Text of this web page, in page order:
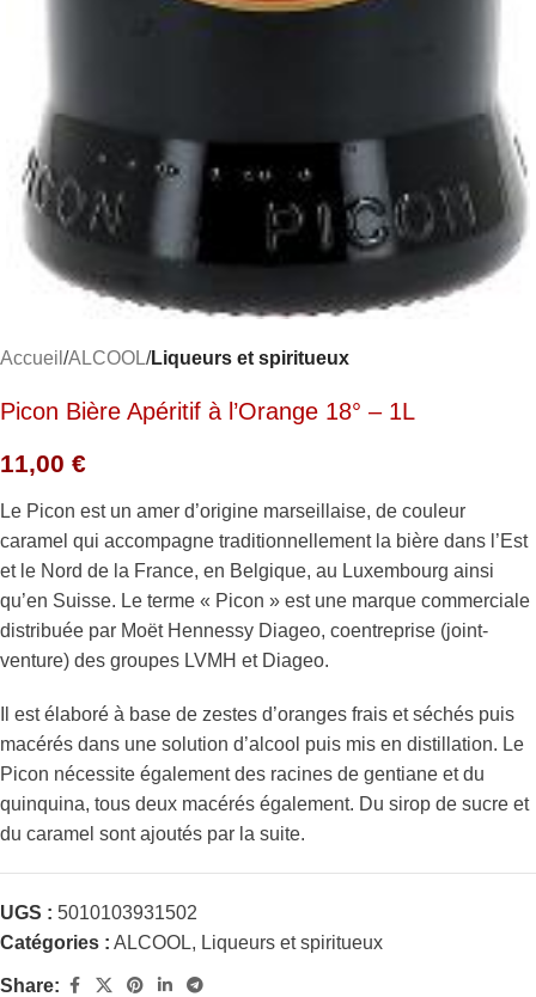
Accueil ALCOOL Liqueurs et spiritueux
Picon Bière Apéritif à l’Orange 18° – 1L
11,00 €
Le Picon est un amer d’origine marseillaise, de couleur
caramel qui accompagne traditionnellement la bière dans l’Est
et le Nord de la France, en Belgique, au Luxembourg ainsi
qu’en Suisse. Le terme « Picon » est une marque commerciale
distribuée par Moët Hennessy Diageo, coentreprise (joint-
venture) des groupes LVMH et Diageo.
Il est élaboré à base de zestes d’oranges frais et séchés puis
macérés dans une solution d’alcool puis mis en distillation. Le
Picon nécessite également des racines de gentiane et du
quinquina, tous deux macérés également. Du sirop de sucre et
du caramel sont ajoutés par la suite.
UGS : 5010103931502
Catégories : ALCOOL, Liqueurs et spiritueux
Share: